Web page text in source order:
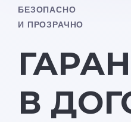
БЕЗОПАСНО
И ПРОЗРАЧНО
В